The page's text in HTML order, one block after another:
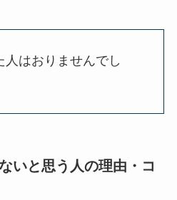
はおりませんでし
いと思う人の理由・コ